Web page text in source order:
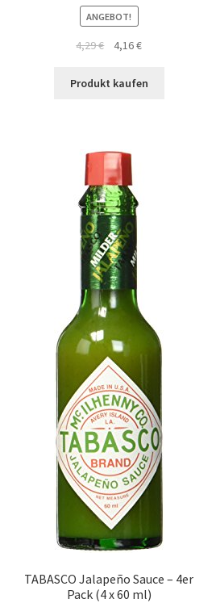
ANGEBOT!
4,29€ 4,16€
Produkt kaufen
TABASCO Jalapeño Sauce – 4er
Pack (4 x 60 ml)